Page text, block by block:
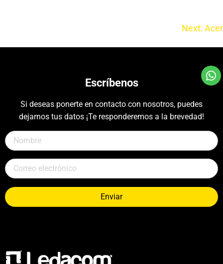
Next: Acer
Escríbenos
Si deseas ponerte en contacto con nosotros, puedes
dejarnos tus datos ¡Te responderemos a la brevedad!
Enviar